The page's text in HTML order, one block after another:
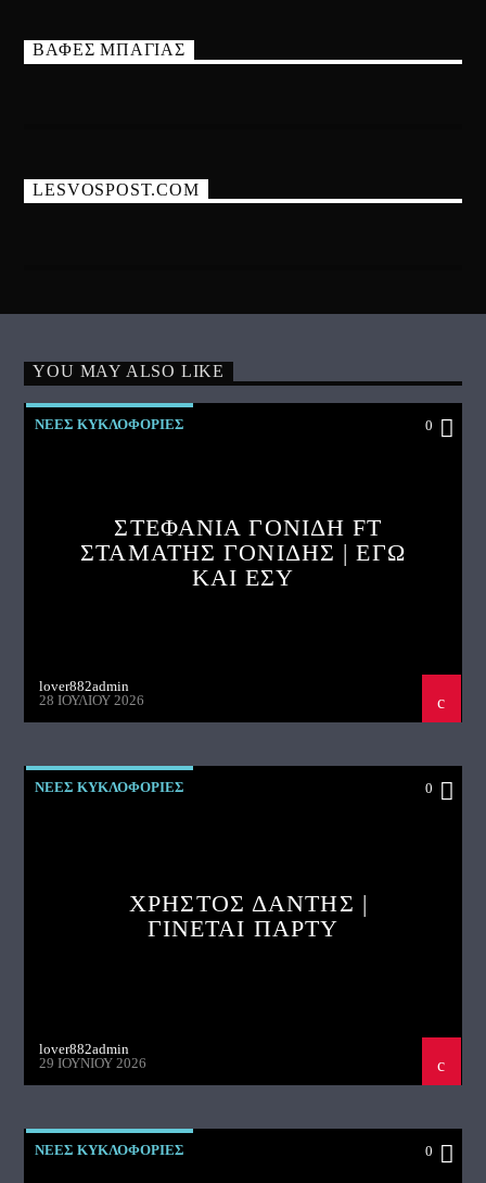
ΒΑΦΕΣ ΜΠΑΓΙΑΣ
LESVOSPOST.COM
YOU MAY ALSO LIKE
ΝΕΕΣ ΚΥΚΛΟΦΟΡΙΕΣ 0
ΣΤΕΦΑΝΙΑ ΓΟΝΙΔΗ FT
ΣΤΑΜΑΤΗΣ ΓΟΝΙΔΗΣ | ΕΓΩ
ΚΑΙ ΕΣΥ
lover882admin
28 ΙΟΥΛΊΟΥ 2026
ΝΕΕΣ ΚΥΚΛΟΦΟΡΙΕΣ 0
ΧΡΗΣΤΟΣ ΔΑΝΤΗΣ |
ΓΙΝΕΤΑΙ ΠΑΡΤΥ
lover882admin
29 ΙΟΥΝΊΟΥ 2026
ΝΕΕΣ ΚΥΚΛΟΦΟΡΙΕΣ 0